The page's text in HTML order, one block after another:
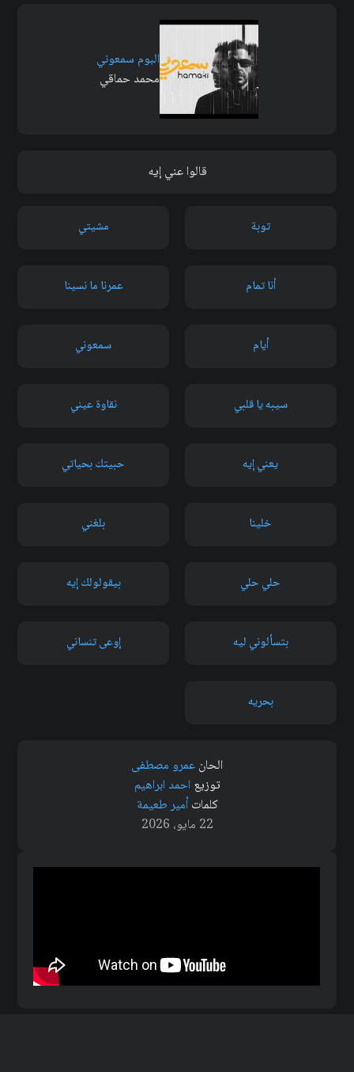
البوم سمعوني
محمد حماقي
قالوا عني إيه
توبة مشيتي
أنا تمام عمرنا ما نسينا
أيام سمعوني
سيبه يا قلبي نقاوة عيني
يعني إيه حبيتك بحياتي
خلينا بلغني
حلي حلي بيقولولك إيه
بتسألوني ليه إوعى تنساني
بحريه
الحانعمرو مصطفى
توزيع احمد ابراهيم
كلماتأمير طعيمة
22 مايو، 2026